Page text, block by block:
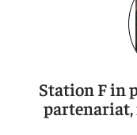
Station F in
partenariat,